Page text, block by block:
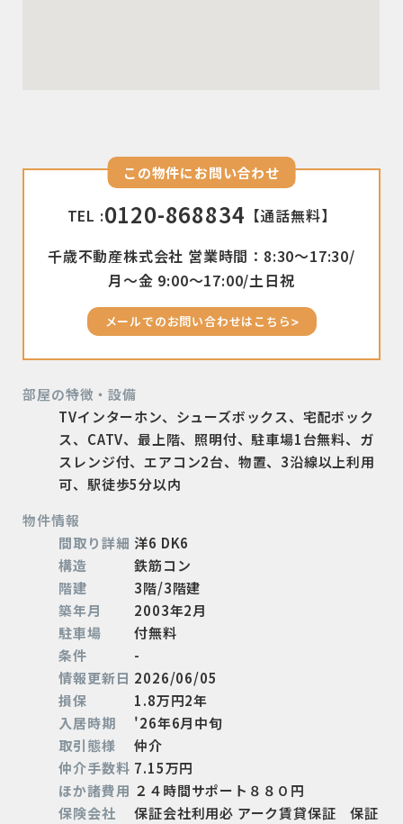
この物件にお問い合わせ
TEL :0120-868834 【通話無料】
千歳不動産株式会社 営業時間：8:30〜17:30/
月〜金 9:00〜17:00/土日祝
メールでのお問い合わせはこちら
部屋の特徴・設備
TVインターホン、シューズボックス、宅配ボック
ス、CATV、最上階、照明付、駐車場1台無料、ガ
スレンジ付、エアコン2台、物置、3沿線以上利用
可、駅徒歩5分以内
物件情報
間取り詳細 洋6 DK6
構造
鉄筋コン
階建
3階/3階建
築年月
2003年2月
駐車場
付無料
条件
-
情報更新日 2026/06/05
損保
1.8万円2年
入居時期
'26年6月中旬
取引態様
仲介
仲介手数料 7.15万円
ほか諸費用 ２４時間サポート８８０円
保険会社
保証会社利用必 アーク賃貸保証 保証